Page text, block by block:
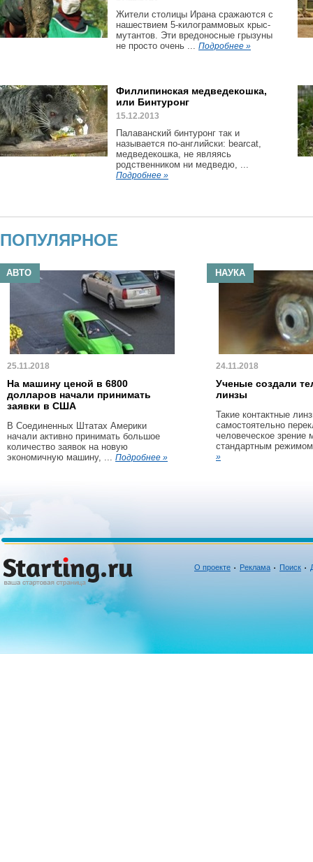
Жители столицы Ирана сражаются с
нашествием 5-килограммовых крыс-
мутантов. Эти вредоносные грызуны
не просто очень ... Подробнее »
Филлипинская медведекошка,
или Бинтуронг
15.12.2013
Палаванский бинтуронг так и
называется по-английски: bearcat,
медведекошка, не являясь
родственником ни медведю, ...
Подробнее »
ПОПУЛЯРНОЕ
АВТО
25.11.2018
На машину ценой в 6800
долларов начали принимать
заявки в США
В Соединенных Штатах Америки
начали активно принимать большое
количество заявок на новую
экономичную машину, ... Подробнее »
НАУКА
24.11.2018
Ученые создали
линзы
Такие контактные
самостоятельно
человеческое зрение
стандартным
»
О проекте Реклама Поиск